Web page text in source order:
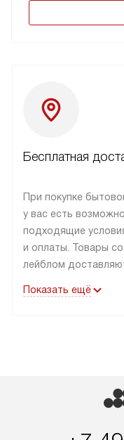
Бесплатная
При покупке
у вас есть
подходящие
и оплаты. Товары
лейблом
до подъезда.
в Санкт-Петербург
регионы
транспортные
Показать ещё